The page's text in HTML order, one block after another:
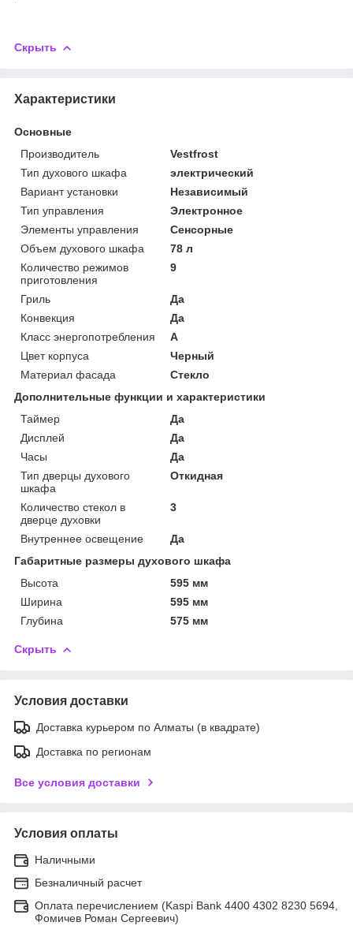
Скрыть
Характеристики
Основные
Производитель
Vestfrost
Тип духового шкафа
электрический
Вариант установки
Независимый
Тип управления
Электронное
Элементы управления
Сенсорные
Объем духового шкафа
78 л
Количество режимов
приготовления
9
Гриль
Да
Конвекция
Да
Класс энергопотребления
A
Цвет корпуса
Черный
Материал фасада
Стекло
Дополнительные функции и характеристики
Таймер
Да
Дисплей
Да
Часы
Да
Тип дверцы духового
шкафа
Откидная
Количество стекол в
дверце духовки
3
Внутреннее освещение
Да
Габаритные размеры духового шкафа
Высота
595 мм
Ширина
595 мм
Глубина
575 мм
Скрыть
Условия доставки
Доставка курьером по Алматы (в квадрате)
Доставка по регионам
Все условия доставки
Условия оплаты
Наличными
Безналичный расчет
Оплата перечислением (Kaspi Bank 4400 4302 8230 5694,
Фомичев Роман Сергеевич)